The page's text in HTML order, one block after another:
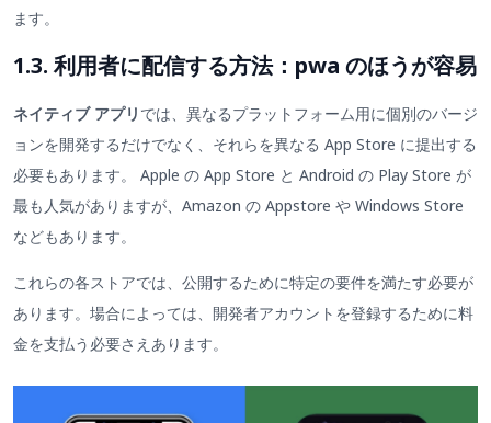
ます。
1.3. 利用者に配信する方法：pwa のほうが容易
ネイティブ アプリ では、異なるプラットフォーム用に個別のバージ
ョンを開発するだけでなく、それらを異なる App Store に提出する
必要もあります。 Apple の App Store と Android の Play Store が
最も人気がありますが、Amazon の Appstore や Windows Store
などもあります。
これらの各ストアでは、公開するために特定の要件を満たす必要が
あります。場合によっては、開発者アカウントを登録するために料
金を支払う必要さえあります。